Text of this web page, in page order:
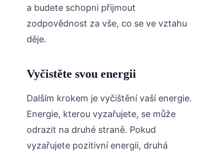
a budete schopni přijmout
zodpovědnost za vše, co se ve vztahu
děje.
Vyčistěte svou energii
Dalším krokem je vyčištění vaší energie.
Energie, kterou vyzařujete, se může
odrazit na druhé straně. Pokud
vyzařujete pozitivní energii, druhá